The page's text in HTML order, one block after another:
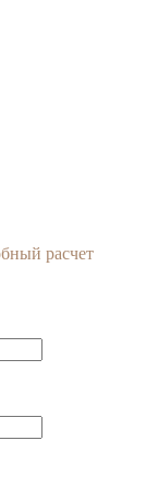
расчет